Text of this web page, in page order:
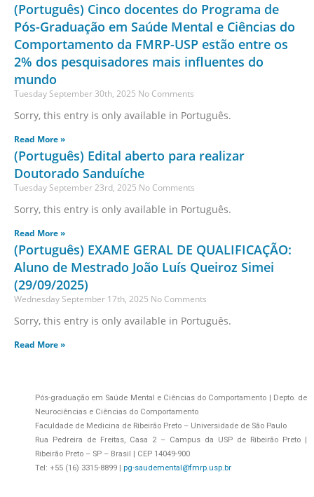
(Português) Cinco docentes do Programa de
Pós-Graduação em Saúde Mental e Ciências do
Comportamento da FMRP-USP estão entre os
2% dos pesquisadores mais influentes do
mundo
Tuesday September 30th, 2025 No Comments
Sorry, this entry is only available in Português.
Read More »
(Português) Edital aberto para realizar
Doutorado Sanduíche
Tuesday September 23rd, 2025 No Comments
Sorry, this entry is only available in Português.
Read More »
(Português) EXAME GERAL DE QUALIFICAÇÃO:
Aluno de Mestrado João Luís Queiroz Simei
(29/09/2025)
Wednesday September 17th, 2025 No Comments
Sorry, this entry is only available in Português.
Read More »
Pós-graduação em Saúde Mental e Ciências do Comportamento | Depto. de
Neurociências e Ciências do Comportamento
Faculdade de Medicina de Ribeirão Preto – Universidade de São Paulo
Rua Pedreira de Freitas, Casa 2 – Campus da USP de Ribeirão Preto |
Ribeirão Preto – SP – Brasil | CEP 14049-900
Tel: +55 (16) 3315-8899 | pg-saudemental@fmrp.usp.br